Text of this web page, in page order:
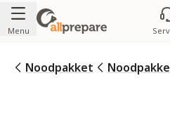
Ga naar de inhoud
Menu
Noodpakket